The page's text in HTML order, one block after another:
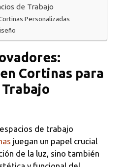
de Trabajo
Personalizadas
Cortinas para
Trabajo
de trabajo
juegan un papel crucial
de la luz, sino también